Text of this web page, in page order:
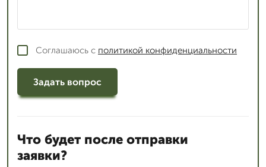
Соглашаюсь с политикой конфиденциальности
Задать вопрос
Что будет после отправки
заявки?